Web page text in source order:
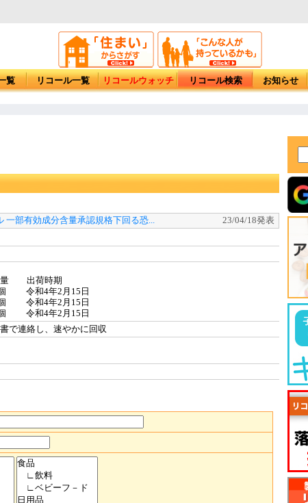
覧 リコール一覧 リコールウォッチ リコール検索 お知らせ
一部有効成分含量承認規格下回る恐...
23/04/18発表
出荷時期
令和4年2月15日
令和4年2月15日
令和4年2月15日
で連絡し、速やかに回収